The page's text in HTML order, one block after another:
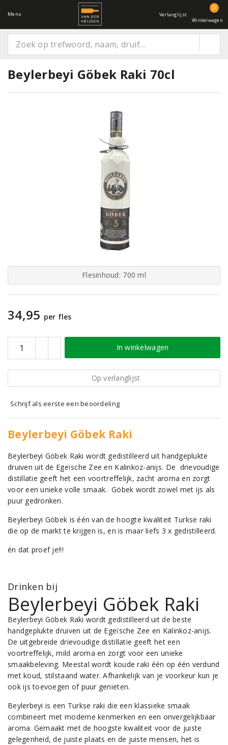
Menu Verlanglijst
0
Winkelwagen
Beylerbeyi Göbek Raki 70cl
Flesinhoud: 700 ml
34,95 per fles
In winkelwagen
Op verlanglijst
Schrijf als eerste een beoordeling
Beylerbeyi Göbek Raki
Beylerbeyi Göbek Raki wordt gedistilleerd uit handgeplukte
druiven uit de Egeïsche Zee en Kalinkoz-anijs. De drievoudige
distillatie geeft het een voortreffelijk, zacht aroma en zorgt
voor een unieke volle smaak. Göbek wordt zowel met ijs als
puur gedronken.
Beylerbeyi Göbek is één van de hoogte kwaliteit Turkse raki
die op de markt te krijgen is, en is maar liefs 3 x gedistilleerd.
én dat proef je!!!
Drinken bij
Beylerbeyi Göbek Raki
Beylerbeyi Göbek Raki wordt gedistilleerd uit de beste
handgeplukte druiven uit de Egeïsche Zee en Kalinkoz-anijs.
De uitgebreide drievoudige distillatie geeft het een
voortreffelijk, mild aroma en zorgt voor een unieke
smaakbeleving. Meestal wordt koude raki één op één verdund
met koud, stilstaand water. Afhankelijk van je voorkeur kun je
ook ijs toevoegen of puur genieten.
Beylerbeyi is een Turkse raki die een klassieke smaak
combineert met moderne kenmerken en een onvergelijkbaar
aroma. Gemaakt met de hoogste kwaliteit voor de juiste
gelegenheid, de juiste plaats en de juiste mensen, het is